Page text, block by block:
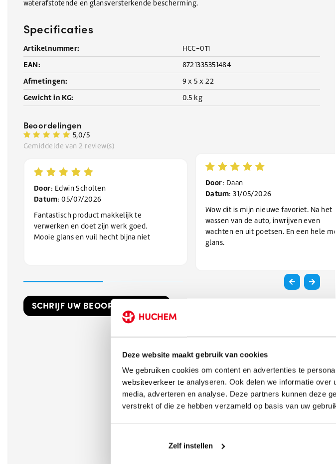
Deze website maakt gebruik van cookies
We gebruiken cookies om content en advertenties te
websiteverkeer te analyseren. Ook delen we informatie
media, adverteren en analyse. Deze partners kunnen deze
verstrekt of die ze hebben verzameld op basis van uw
Zelf instellen
waterafstotende en glansversterkende bescherming.
Specificaties
Artikelnummer: HCC-011
EAN: 8721335351484
Afmetingen: 9 x 5 x 22
Gewicht in KG: 0.5 kg
Beoordelingen
5,0/5
Gemiddelde van 2 review(s)
Door: Edwin Scholten
Datum: 05/07/2026
Fantastisch product makkelijk te
verwerken en doet zijn werk goed.
Mooie glans en vuil hecht bijna niet
Door: Daan
Datum: 31/05/2026
Wow dit is mijn nieuwe favoriet. Na het
wassen van de auto, inwrijven even
wachten en uit poetsen. En een hele
glans.
SCHRIJF UW BEOORDELING!